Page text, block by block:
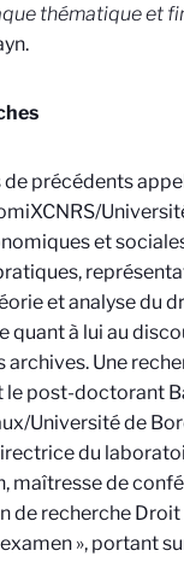
thématique et
précédents
CNRS/
et
et analyse du
quant à lui au
archives. Une
le post-doctorant
Université de
du
maîtresse de
de recherche
», portant